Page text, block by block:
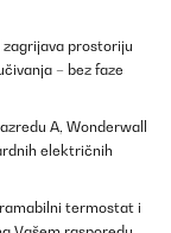
prostoriju
– bez faze
A, Wonderwall
električnih
termostat i